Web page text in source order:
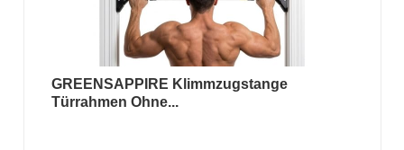
GREENSAPPIRE Klimmzugstange
Türrahmen Ohne...